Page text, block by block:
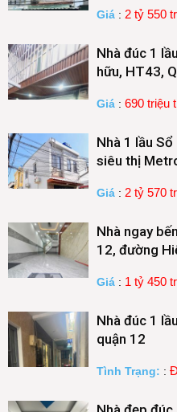
Giá : 2 tỷ 550
Nhà đúc 1
hữu, HT43,
Giá : 690 triệu
Nhà 1 lầu
siêu thị
Giá : 2 tỷ 570
Nhà ngay
12, đường
Giá : 1 tỷ 450
Nhà đúc 1
quận 12
Tình Trạng: :